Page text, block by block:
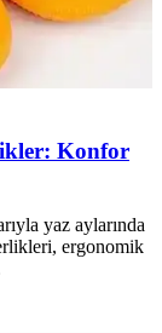
Konfor
yaz aylarında
ergonomik